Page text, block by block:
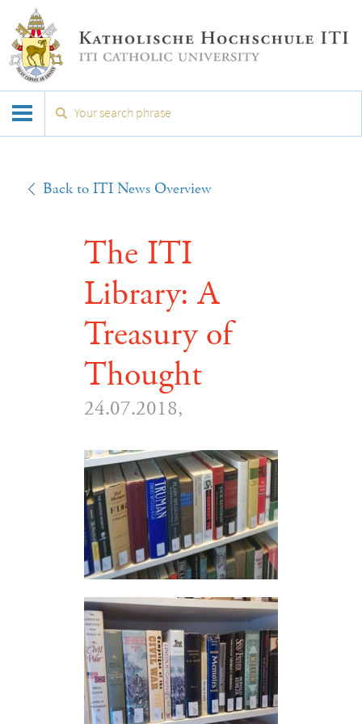
Back to ITI News Overview
The ITI
Library: A
Treasury of
Thought
24.07.2018,